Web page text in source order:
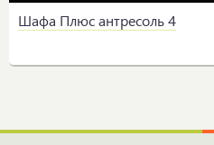
Шафа Плюс антресоль 4